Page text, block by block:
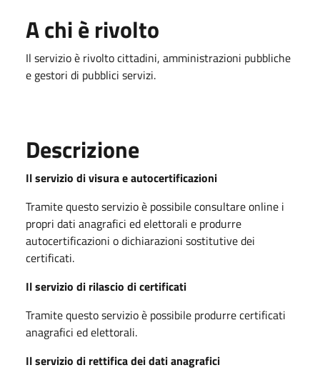
A chi è rivolto
Il servizio è rivolto cittadini, amministrazioni pubbliche
e gestori di pubblici servizi.
Descrizione
Il servizio di visura e autocertificazioni
Tramite questo servizio è possibile consultare online i
propri dati anagrafici ed elettorali e produrre
autocertificazioni o dichiarazioni sostitutive dei
certificati.
Il servizio di rilascio di certificati
Tramite questo servizio è possibile produrre certificati
anagrafici ed elettorali.
Il servizio di rettifica dei dati anagrafici